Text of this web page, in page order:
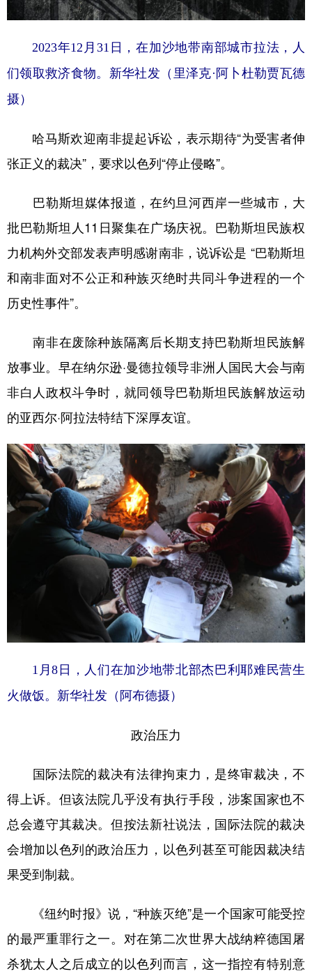
2023年12月31日，在加沙地带南部城市拉法，人
们领取救济食物。新华社发（里泽克·阿卜杜勒贾瓦德
摄）
哈马斯欢迎南非提起诉讼，表示期待“为受害者伸
张正义的裁决”，要求以色列“停止侵略”。
巴勒斯坦媒体报道，在约旦河西岸一些城市，大
批巴勒斯坦人11日聚集在广场庆祝。巴勒斯坦民族权
力机构外交部发表声明感谢南非，说诉讼是 “巴勒斯坦
和南非面对不公正和种族灭绝时共同斗争进程的一个
历史性事件”。
南非在废除种族隔离后长期支持巴勒斯坦民族解
放事业。早在纳尔逊·曼德拉领导非洲人国民大会与南
非白人政权斗争时，就同领导巴勒斯坦民族解放运动
的亚西尔·阿拉法特结下深厚友谊。
1月8日，人们在加沙地带北部杰巴利耶难民营生
火做饭。新华社发（阿布德摄）
政治压力
国际法院的裁决有法律拘束力，是终审裁决，不
得上诉。但该法院几乎没有执行手段，涉案国家也不
总会遵守其裁决。但按法新社说法，国际法院的裁决
会增加以色列的政治压力，以色列甚至可能因裁决结
果受到制裁。
《纽约时报》说，“种族灭绝”是一个国家可能受控
的最严重罪行之一。对在第二次世界大战纳粹德国屠
杀犹太人之后成立的以色列而言，这一指控有特别意